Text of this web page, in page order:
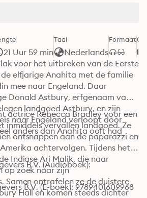
21 Uur 59 min
Taal
Nederlands
Formaat
voor het uitbreken van de Eerste
elfjarige Anahita met de familie
mee naar Engeland. Daar
Donald Astbury, erfgenaam van
landgoed Astbury, en zijn
naar Engeland verloopt door
anders dan Anahita ooit had
actrice Rebecca Bradley voor een
inmiddels vervallen landgoed. Ze
ontsnappen aan de paparazzi en
achtervolgen. Tijdens het
Indiase Ari Malik, die naar
op zoek naar zijn
Samen ontrafelen ze de duistere
Hall en komen steeds dichter
B.V. (Audioboek):
B.V. (E-boek): 9789401609968